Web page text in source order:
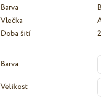
Barva
Vlečka
Doba šití
Barva
Velikost